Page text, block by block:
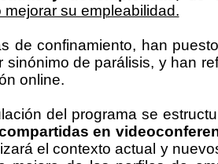
mejorar su empleabilidad.
de confinamiento, han
sinónimo de parálisis, y han
online.
del programa se
en
el contexto actual y